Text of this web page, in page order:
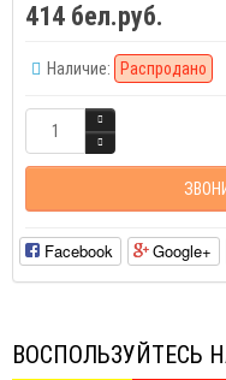
414 бел.руб.
Наличие: Распродано
Facebook Google+
ВОСПОЛЬЗУЙТЕСЬ